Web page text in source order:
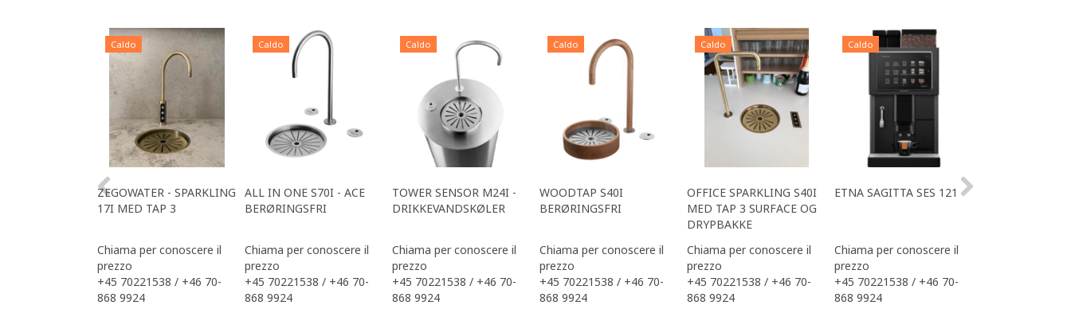
Caldo
ZEGOWATER - SPARKLING
17I MED TAP 3
Chiama per conoscere il
prezzo
+45 70221538 / +46 70-
868 9924
Caldo
ALL IN ONE S70I - ACE
BERØRINGSFRI
Chiama per conoscere il
prezzo
+45 70221538 / +46 70-
868 9924
Caldo
TOWER SENSOR M24I -
DRIKKEVANDSKØLER
Chiama per conoscere il
prezzo
+45 70221538 / +46 70-
868 9924
Caldo
WOODTAP S40I
BERØRINGSFRI
Chiama per conoscere il
prezzo
+45 70221538 / +46 70-
868 9924
Caldo
OFFICE SPARKLING S40I
MED TAP 3 SURFACE OG
DRYPBAKKE
Chiama per conoscere il
prezzo
+45 70221538 / +46 70-
868 9924
Caldo
ETNA SAGITTA SES 121
Chiama per conoscere il
prezzo
+45 70221538 / +46 70-
868 9924